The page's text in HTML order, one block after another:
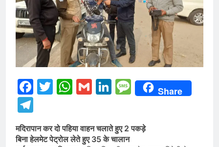
Facebook
Twitter
WhatsApp
GmailLinkedIn
Message
Share
मदिरापान कर दो पहिया वाहन चलाते हुए 2 पकड़े
बिना हेलमेट पेट्रोल लेते हुए 35 के चालान